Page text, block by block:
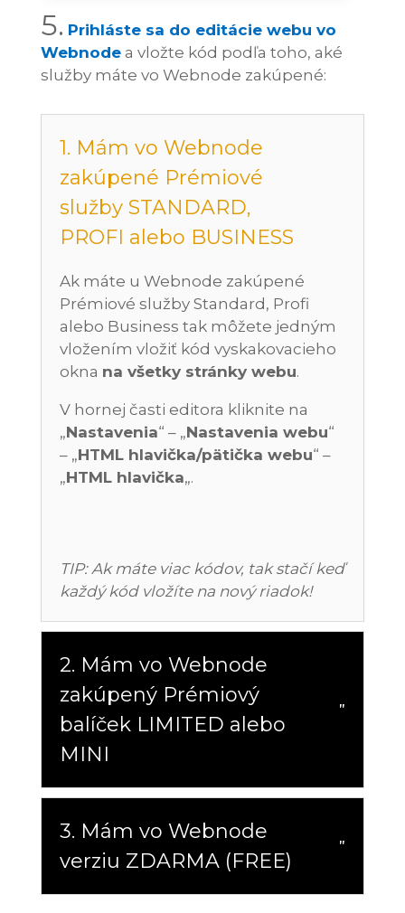
5. Prihláste sa do editácie webu vo
Webnode a vložte kód podľa toho, aké
služby máte vo Webnode zakúpené:
1. Mám vo Webnode
zakúpené Prémiové
služby STANDARD,
PROFI alebo BUSINESS
Ak máte u Webnode zakúpené
Prémiové služby Standard, Profi
alebo Business tak môžete jedným
vložením vložiť kód vyskakovacieho
okna na všetky stránky webu.
V hornej časti editora kliknite na
„Nastavenia“ – „Nastavenia webu“
– „HTML hlavička/pätička webu“ –
„HTML hlavička„.
TIP: Ak máte viac kódov, tak stačí keď
každý kód vložíte na nový riadok!
2. Mám vo Webnode
zakúpený Prémiový
balíček LIMITED alebo
MINI
3. Mám vo Webnode
verziu ZDARMA (FREE)